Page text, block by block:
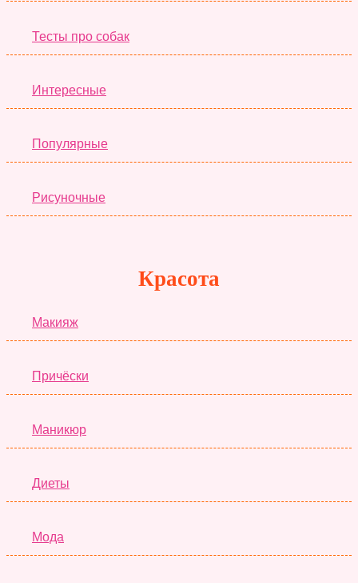
Тесты про собак
Интересные
Популярные
Рисуночные
Красота
Макияж
Причёски
Маникюр
Диеты
Мода